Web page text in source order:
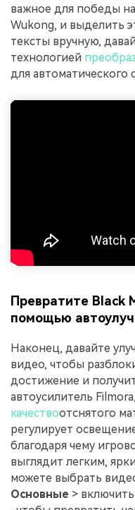
важное для победы
Wukong, и выделить
тексты вручную,
технологией
для автоматического
Превратите Black
помощью
Наконец, давайте
видео, чтобы
достижение и
автоусилитель
качествоотснятого
регулирует
благодаря чему
выглядит легким,
можете выбрать
Основные > включить